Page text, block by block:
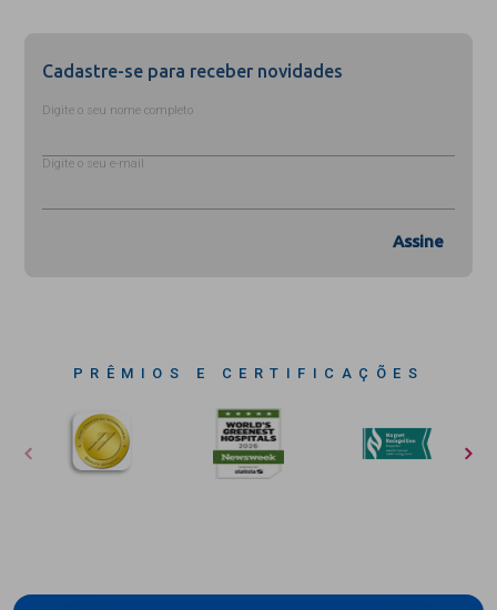
Cadastre-se para receber novidades
Digite o seu nome completo
Digite o seu e-mail
Assine
PRÊMIOS E CERTIFICAÇÕES